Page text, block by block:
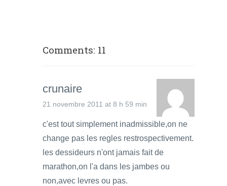
Comments: 11
crunaire
21 novembre 2011 at 8 h 59 min
c'est tout simplement inadmissible,on ne
change pas les regles restrospectivement.
les dessideurs n'ont jamais fait de
marathon,on l'a dans les jambes ou
non,avec levres ou pas.